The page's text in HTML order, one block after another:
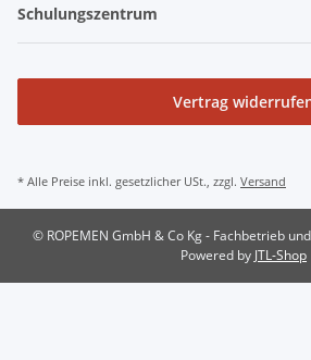
Schulungszentrum
Vertrag
* Alle Preise inkl. gesetzlicher USt., zzgl. Versand
© ROPEMEN GmbH & Co Kg - Fachbetrieb
Powered by JTL-Shop